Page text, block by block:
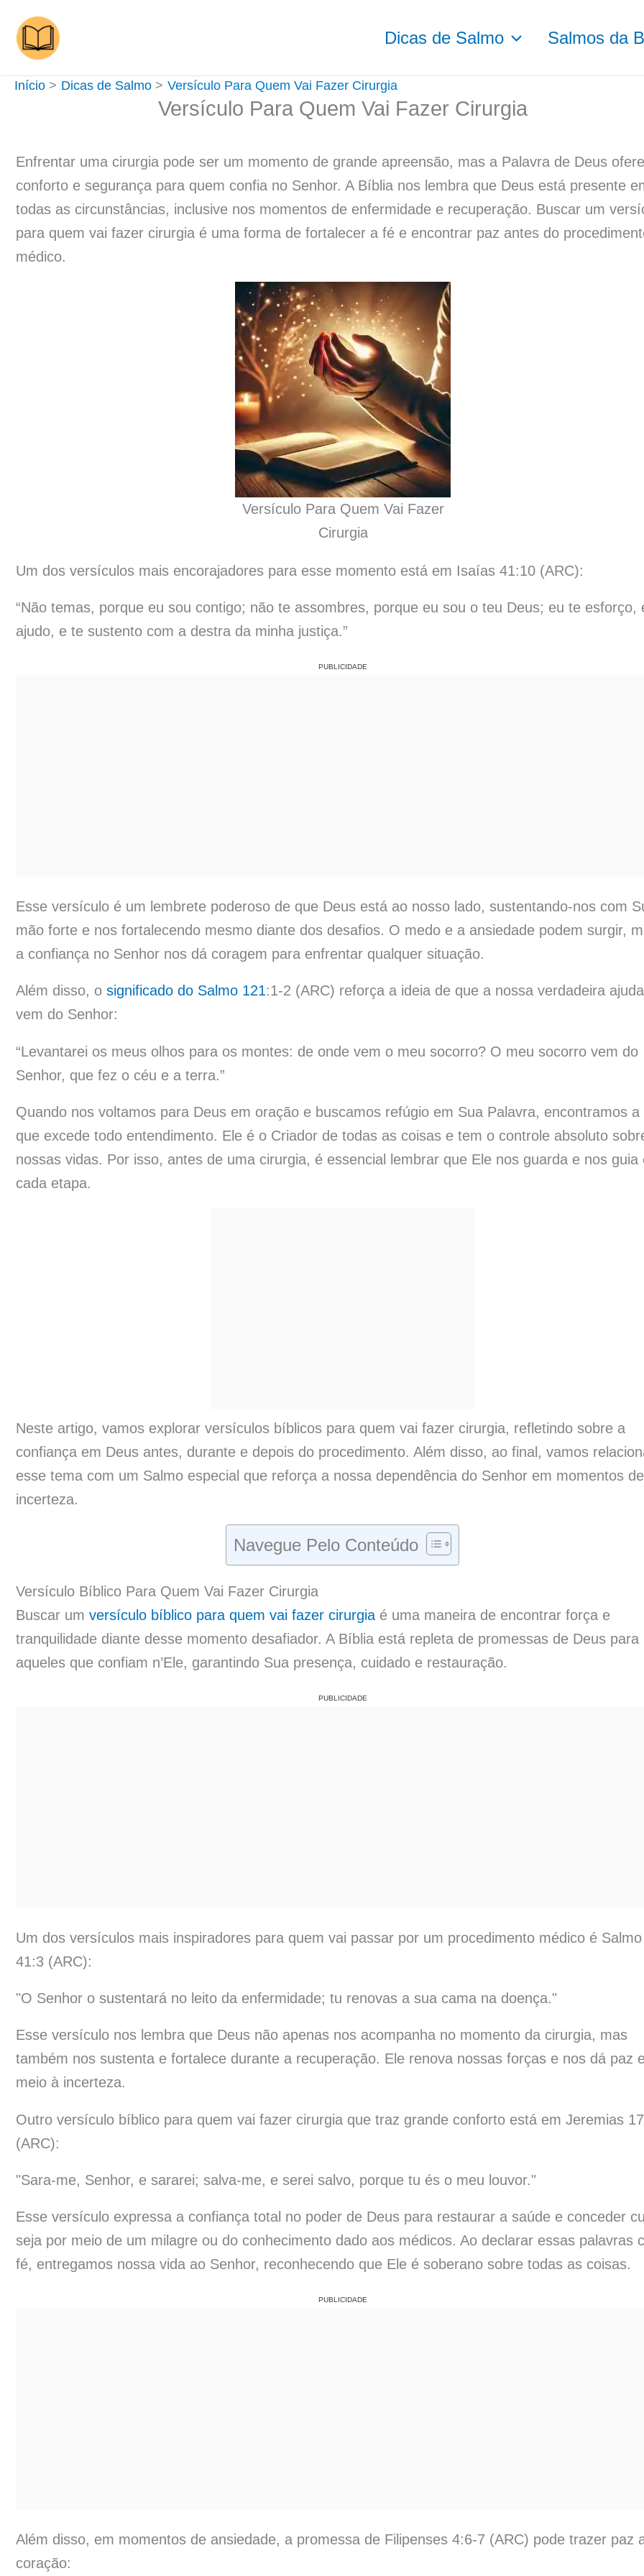
para
conteúdo
Dicas de Salmo Salmos da
Início Dicas de Salmo Versículo Para Quem Vai Fazer Cirurgia
Versículo Para Quem Vai Fazer Cirurgia
Enfrentar uma cirurgia pode ser um momento de grande apreensão, mas a Palavra de Deus
conforto e segurança para quem confia no Senhor. A Bíblia nos lembra que Deus está presente
todas as circunstâncias, inclusive nos momentos de enfermidade e recuperação. Buscar um
para quem vai fazer cirurgia é uma forma de fortalecer a fé e encontrar paz antes do
médico.
Versículo Para Quem Vai Fazer
Cirurgia
Um dos versículos mais encorajadores para esse momento está em Isaías 41:10 (ARC):
“Não temas, porque eu sou contigo; não te assombres, porque eu sou o teu Deus; eu te esforço,
ajudo, e te sustento com a destra da minha justiça.”
PUBLICIDADE
Esse versículo é um lembrete poderoso de que Deus está ao nosso lado, sustentando-nos com
mão forte e nos fortalecendo mesmo diante dos desafios. O medo e a ansiedade podem surgir,
a confiança no Senhor nos dá coragem para enfrentar qualquer situação.
Além disso, o significado do Salmo 121:1-2 (ARC) reforça a ideia de que a nossa verdadeira ajuda
vem do Senhor:
“Levantarei os meus olhos para os montes: de onde vem o meu socorro? O meu socorro vem do
Senhor, que fez o céu e a terra.”
Quando nos voltamos para Deus em oração e buscamos refúgio em Sua Palavra, encontramos a
que excede todo entendimento. Ele é o Criador de todas as coisas e tem o controle absoluto
nossas vidas. Por isso, antes de uma cirurgia, é essencial lembrar que Ele nos guarda e nos guia
cada etapa.
Neste artigo, vamos explorar versículos bíblicos para quem vai fazer cirurgia, refletindo sobre a
confiança em Deus antes, durante e depois do procedimento. Além disso, ao final, vamos
esse tema com um Salmo especial que reforça a nossa dependência do Senhor em momentos de
incerteza.
Navegue Pelo Conteúdo
Versículo Bíblico Para Quem Vai Fazer Cirurgia
Buscar um versículo bíblico para quem vai fazer cirurgia é uma maneira de encontrar força e
tranquilidade diante desse momento desafiador. A Bíblia está repleta de promessas de Deus para
aqueles que confiam n’Ele, garantindo Sua presença, cuidado e restauração.
PUBLICIDADE
Um dos versículos mais inspiradores para quem vai passar por um procedimento médico é Salmo
41:3 (ARC):
"O Senhor o sustentará no leito da enfermidade; tu renovas a sua cama na doença."
Esse versículo nos lembra que Deus não apenas nos acompanha no momento da cirurgia, mas
também nos sustenta e fortalece durante a recuperação. Ele renova nossas forças e nos dá paz
meio à incerteza.
Outro versículo bíblico para quem vai fazer cirurgia que traz grande conforto está em Jeremias
(ARC):
"Sara-me, Senhor, e sararei; salva-me, e serei salvo, porque tu és o meu louvor."
Esse versículo expressa a confiança total no poder de Deus para restaurar a saúde e conceder
seja por meio de um milagre ou do conhecimento dado aos médicos. Ao declarar essas palavras
fé, entregamos nossa vida ao Senhor, reconhecendo que Ele é soberano sobre todas as coisas.
PUBLICIDADE
Além disso, em momentos de ansiedade, a promessa de Filipenses 4:6-7 (ARC) pode trazer paz
coração: